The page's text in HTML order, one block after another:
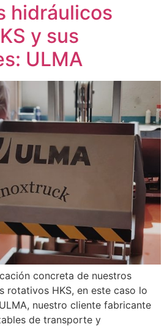
hidráulicos
y sus
ULMA
concreta de nuestros
rotativos HKS, en este caso lo
nuestro cliente fabricante
de transporte y